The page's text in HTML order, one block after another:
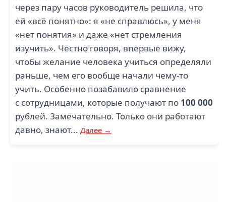
через пару часов руководитель решила, что
ей «всё понятно»: я «не справлюсь», у меня
«нет понятия» и даже «нет стремления
изучить». Честно говоря, впервые вижу,
чтобы желание человека учиться определяли
раньше, чем его вообще начали чему-то
учить. Особенно позабавило сравнение
с сотрудницами, которые получают по 100 000
рублей. Замечательно. Только они работают
давно, знают... Далее →